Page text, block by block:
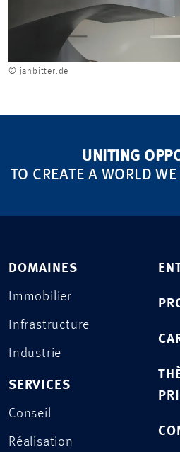
© janbitter.de
UNITING
TO CREATE A WORLD
DOMAINES
Immobilier
Infrastructure
Industrie
SERVICES
Conseil
Réalisation